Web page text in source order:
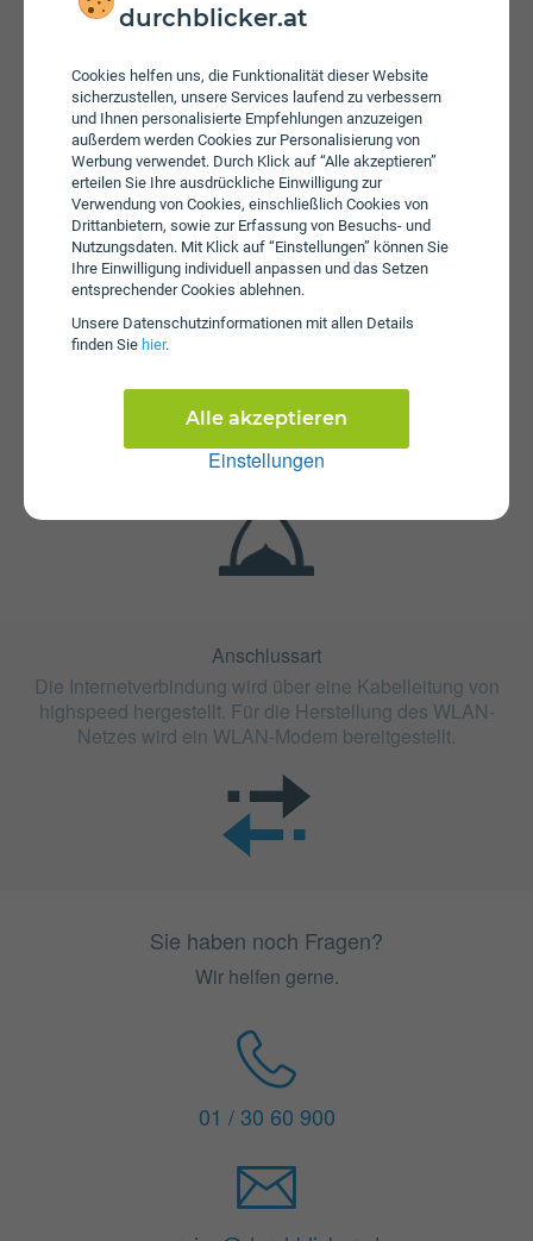
durchblicker.at
Cookies helfen uns, die Funktionalität dieser Website
sicherzustellen, unsere Services laufend zu verbessern
und Ihnen personalisierte Empfehlungen anzuzeigen
außerdem werden Cookies zur Personalisierung von
Werbung verwendet. Durch Klick auf “Alle akzeptieren”
erteilen Sie Ihre ausdrückliche Einwilligung zur
Verwendung von Cookies, einschließlich Cookies von
Drittanbietern, sowie zur Erfassung von Besuchs- und
Nutzungsdaten. Mit Klick auf “Einstellungen” können Sie
Ihre Einwilligung individuell anpassen und das Setzen
entsprechender Cookies ablehnen.
Unsere Daten­schutz­informationen mit allen Details
finden Sie hier.
Einstellungen
Alle akzeptieren
Beim Tarif 65/15 Paznauntal fallen monatliche Gebühren
von € 19,99 an. Die jährliche Servicepauschale beträgt €
27,00. Weiters fallen einmalige Gebühren von bis zu €
79,00 an.
Die Vertragslaufzeit bei 65/15 Paznauntal beträgt 24
Monate. Die Kündigungsfrist beträgt 1 Monat.
Anschlussart
Die Internetverbindung wird über eine Kabelleitung von
highspeed hergestellt. Für die Herstellung des WLAN-
Netzes wird ein WLAN-Modem bereitgestellt.
Sie haben noch Fragen?
Wir helfen gerne.
01 / 30 60 900